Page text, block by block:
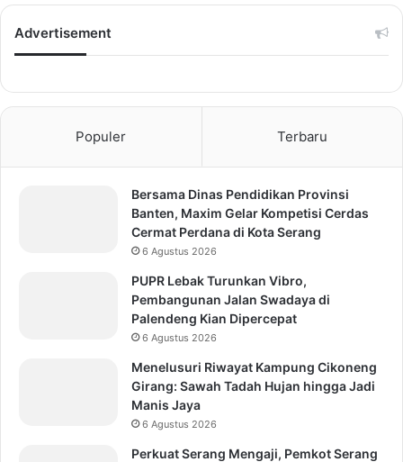
Advertisement
Populer Terbaru
Bersama Dinas Pendidikan Provinsi
Banten, Maxim Gelar Kompetisi Cerdas
Cermat Perdana di Kota Serang
6 Agustus 2026
PUPR Lebak Turunkan Vibro,
Pembangunan Jalan Swadaya di
Palendeng Kian Dipercepat
6 Agustus 2026
Menelusuri Riwayat Kampung Cikoneng
Girang: Sawah Tadah Hujan hingga Jadi
Manis Jaya
6 Agustus 2026
Perkuat Serang Mengaji, Pemkot Serang